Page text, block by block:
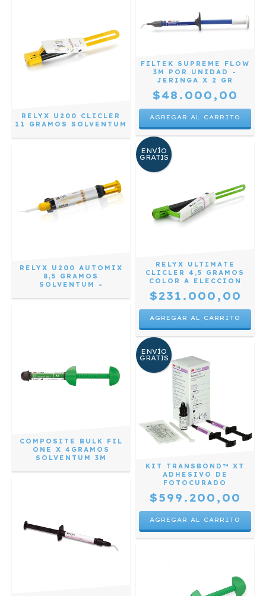
RELYX U200 CLICLER
11 GRAMOS SOLVENTUM
FILTEK SUPREME FLOW
3M POR UNIDAD -
JERINGA X 2 GR
$48.000,00
AGREGAR AL CARRITO
RELYX U200 AUTOMIX
8,5 GRAMOS
SOLVENTUM -
ENVÍO
GRATIS
RELYX ULTIMATE
CLICLER 4,5 GRAMOS
COLOR A ELECCION
$231.000,00
AGREGAR AL CARRITO
COMPOSITE BULK FIL
ONE X 4GRAMOS
SOLVENTUM 3M
ENVÍO
GRATIS
KIT TRANSBOND™ XT
ADHESIVO DE
FOTOCURADO
$599.200,00